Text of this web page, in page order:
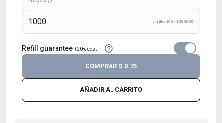
Límites 500 - 1000000
Refill guarantee +20% cost
AÑADIR AL CARRITO
COMPRAR $ 0.75